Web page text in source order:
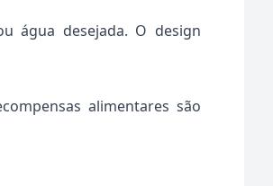
água desejada. O design
alimentares são